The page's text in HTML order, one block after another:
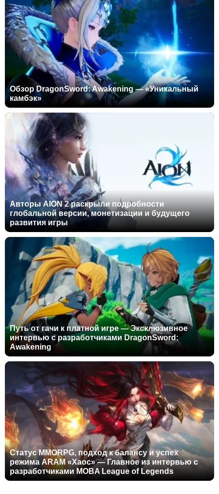
Обзор DragonSword: Awakening — «Уникальный
камбэк»
Авторы AION 2 раскрыли подробности
глобальной версии, монетизации и будущего
развития игры
Путь от гачи к платной игре — Эксклюзивное
интервью с разработчиками DragonSword:
Awakening
Статус MMORPG, подход к балансу и успех
режима ARAM «Хаос» — Главное из интервью с
разработчиками MOBA League of Legends